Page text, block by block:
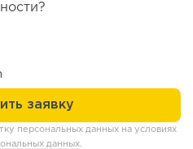
как это влияет на
персональных данных на условиях
данных